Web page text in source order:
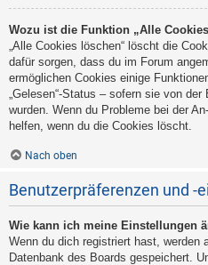
Wozu ist die Funktion „Alle
„Alle Cookies löschen“ löscht die
dafür sorgen, dass du im Forum
ermöglichen Cookies einige
„Gelesen“-Status – sofern sie von
wurden. Wenn du Probleme bei der
helfen, wenn du die Cookies löscht.
Nach oben
Benutzerpräferenzen und -
Wie kann ich meine Einstellungen
Wenn du dich registriert hast, werden
Datenbank des Boards gespeichert.